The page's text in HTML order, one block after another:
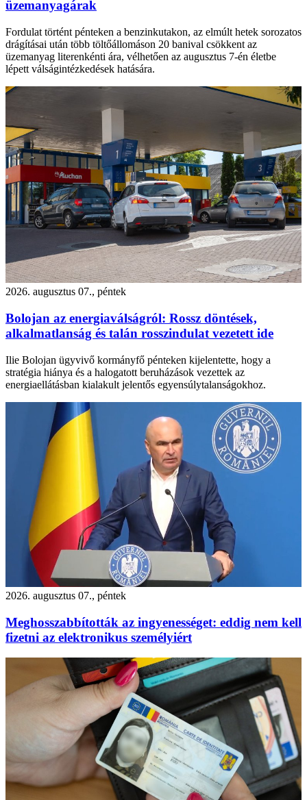
üzemanyagárak
Fordulat történt pénteken a benzinkutakon, az elmúlt hetek sorozatos
drágításai után több töltőállomáson 20 banival csökkent az
üzemanyag literenkénti ára, vélhetően az augusztus 7-én életbe
lépett válságintézkedések hatására.
2026. augusztus 07., péntek
Bolojan az energiaválságról: Rossz döntések,
alkalmatlanság és talán rosszindulat vezetett ide
Ilie Bolojan ügyvivő kormányfő pénteken kijelentette, hogy a
stratégia hiánya és a halogatott beruházások vezettek az
energiaellátásban kialakult jelentős egyensúlytalanságokhoz.
2026. augusztus 07., péntek
Meghosszabbították az ingyenességet: eddig nem kell
fizetni az elektronikus személyiért